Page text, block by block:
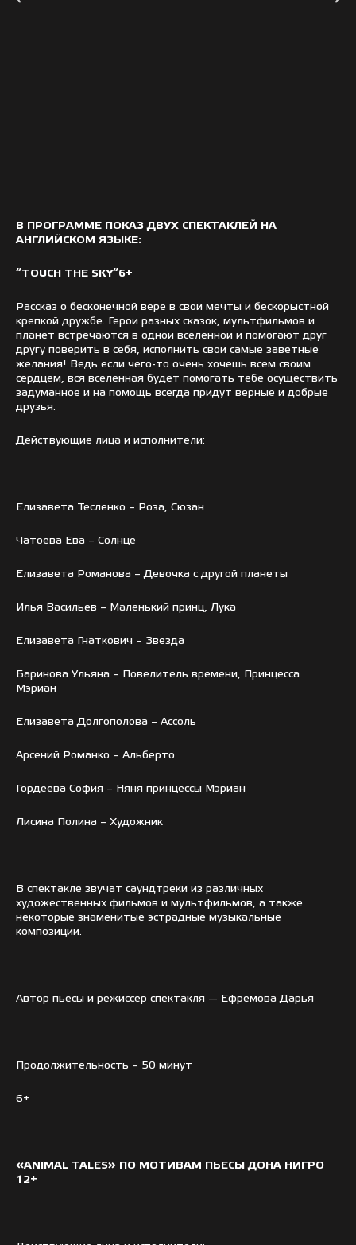
В ПРОГРАММЕ ПОКАЗ ДВУХ СПЕКТАКЛЕЙ НА
АНГЛИЙСКОМ ЯЗЫКЕ:
“TOUCH THE SKY“6+
Рассказ о бесконечной вере в свои мечты и бескорыстной
крепкой дружбе. Герои разных сказок, мультфильмов и
планет встречаются в одной вселенной и помогают друг
другу поверить в себя, исполнить свои самые заветные
желания! Ведь если чего-то очень хочешь всем своим
сердцем, вся вселенная будет помогать тебе осуществить
задуманное и на помощь всегда придут верные и добрые
друзья.
Действующие лица и исполнители:
Елизавета Тесленко – Роза, Сюзан
Чатоева Ева – Солнце
Елизавета Романова – Девочка с другой планеты
Илья Васильев – Маленький принц, Лука
Елизавета Гнаткович – Звезда
Баринова Ульяна – Повелитель времени, Принцесса
Мэриан
Елизавета Долгополова – Ассоль
Арсений Романко – Альберто
Гордеева София – Няня принцессы Мэриан
Лисина Полина – Художник
В спектакле звучат саундтреки из различных
художественных фильмов и мультфильмов, а также
некоторые знаменитые эстрадные музыкальные
композиции.
Автор пьесы и режиссер спектакля — Ефремова Дарья
Продолжительность – 50 минут
6+
«ANIMAL TALES» ПО МОТИВАМ ПЬЕСЫ ДОНА НИГРО
12+